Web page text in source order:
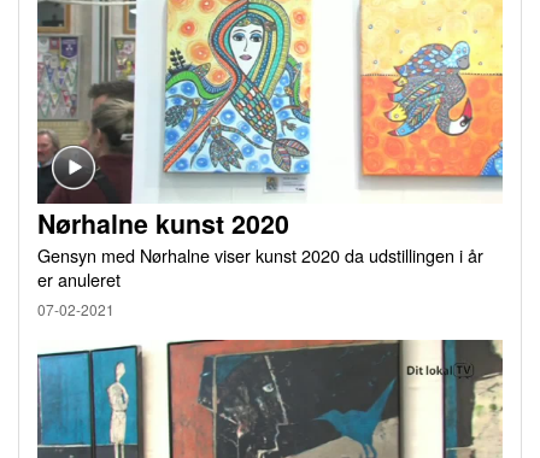
Nørhalne kunst 2020
Gensyn med Nørhalne viser kunst 2020 da udstillingen i år
er anuleret
07-02-2021